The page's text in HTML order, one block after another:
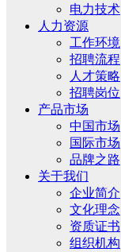
电力技术
人力资源
工作环境
招聘流程
人才策略
招聘岗位
产品市场
中国市场
国际市场
品牌之路
关于我们
企业简介
文化理念
资质证书
组织机构